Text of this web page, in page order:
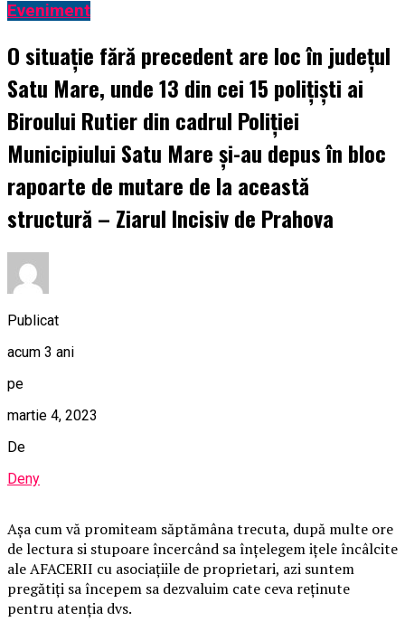
Eveniment
O situație fără precedent are loc în județul
Satu Mare, unde 13 din cei 15 polițiști ai
Biroului Rutier din cadrul Poliției
Municipiului Satu Mare și-au depus în bloc
rapoarte de mutare de la această
structură – Ziarul Incisiv de Prahova
Publicat
acum 3 ani
pe
martie 4, 2023
De
Deny
Așa cum vă promiteam săptămâna trecuta, după multe ore
de lectura si stupoare încercând sa înțelegem ițele încâlcite
ale AFACERII cu asociațiile de proprietari, azi suntem
pregătiți sa începem sa dezvaluim cate ceva reținute
pentru atenția dvs.